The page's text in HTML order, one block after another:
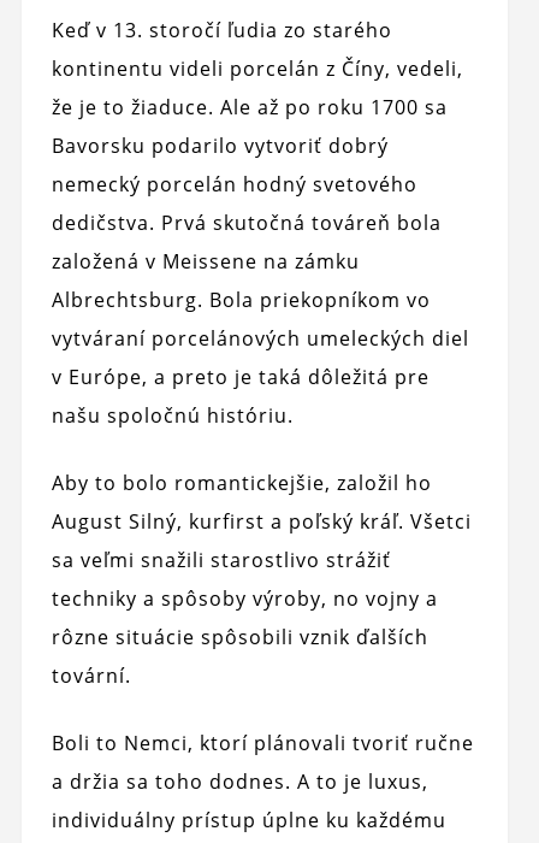
Keď v 13. storočí ľudia zo starého
kontinentu videli porcelán z Číny, vedeli,
že je to žiaduce. Ale až po roku 1700 sa
Bavorsku podarilo vytvoriť dobrý
nemecký porcelán hodný svetového
dedičstva. Prvá skutočná továreň bola
založená v Meissene na zámku
Albrechtsburg. Bola priekopníkom vo
vytváraní porcelánových umeleckých diel
v Európe, a preto je taká dôležitá pre
našu spoločnú históriu.
Aby to bolo romantickejšie, založil ho
August Silný, kurfirst a poľský kráľ. Všetci
sa veľmi snažili starostlivo strážiť
techniky a spôsoby výroby, no vojny a
rôzne situácie spôsobili vznik ďalších
tovární.
Boli to Nemci, ktorí plánovali tvoriť ručne
a držia sa toho dodnes. A to je luxus,
individuálny prístup úplne ku každému